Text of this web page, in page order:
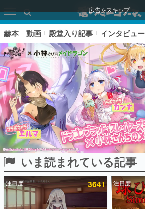
広告をスキップ
ピックアップ
電ファミのいま読まれている記事ランキング
赫本 動画 殿堂入り記事 インタビュー
いま読まれている記事
注目度 3641 注目度